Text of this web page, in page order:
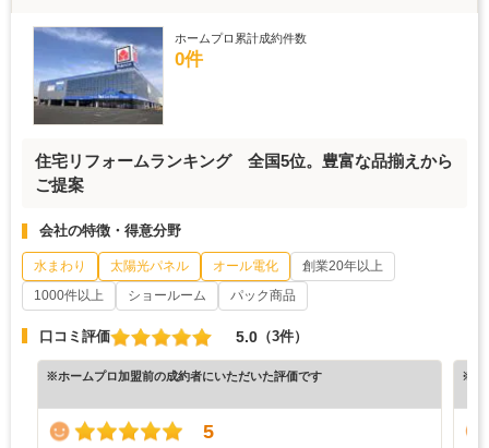
ホームプロ累計成約件数
0件
住宅リフォームランキング 全国5位。豊富な品揃えから
ご提案
会社の特徴・得意分野
水まわり 太陽光パネル オール電化
創業20年以上
1000件以上
ショールーム パック商品
口コミ評価 5.0 （3件）
※ホームプロ加盟前の成約者にいただいた評価です
5
※ホ